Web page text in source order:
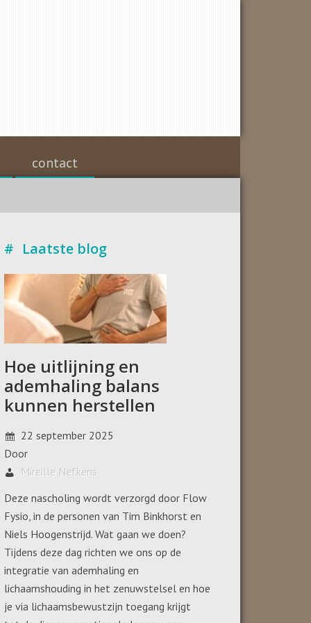
contact
Laatste blog
Hoe uitlijning en
ademhaling balans
kunnen herstellen
22 september 2025
Door
Mireille Nefkens
Deze nascholing wordt verzorgd door Flow
Fysio, in de personen van Tim Binkhorst en
Niels Hoogenstrijd. Wat gaan we doen?
Tijdens deze dag richten we ons op de
integratie van ademhaling en
lichaamshouding in het zenuwstelsel en hoe
je via lichaamsbewustzijn toegang krijgt